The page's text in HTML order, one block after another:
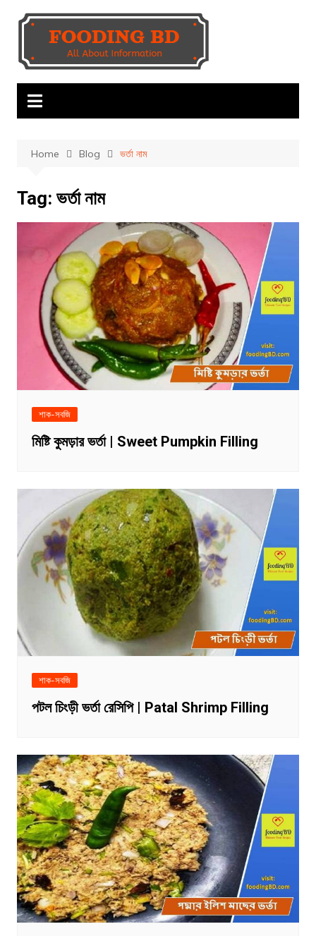
Home Blog ভর্তা নাম
Tag: ভর্তা নাম
শাক-সবজি
মিষ্টি কুমড়ার ভর্তা | Sweet Pumpkin Filling
শাক-সবজি
পটল চিংড়ী ভর্তা রেসিপি | Patal Shrimp Filling